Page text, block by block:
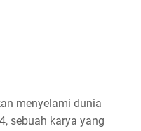
menyelami dunia
sebuah karya yang